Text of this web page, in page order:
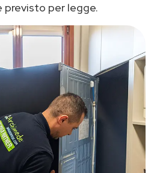
previsto per legge.